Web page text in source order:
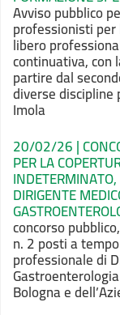
Avviso pubblico
professionisti
libero
continuativa, con
partire dal
diverse discipline
Imola
20/02/26 |
PER LA
DIRIGENTE
concorso
n. 2 posti a
professionale di
Bologna e